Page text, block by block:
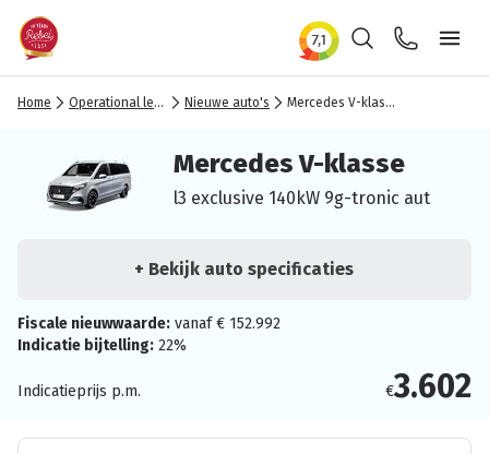
ZoekenContact
Home Operational lease Nieuwe auto's Mercedes V-klasse
Mercedes V-klasse
l3 exclusive 140kW 9g-tronic aut
+ Bekijk auto specificaties
Fiscale nieuwwaarde: vanaf € 152.992
Indicatie bijtelling: 22%
Indicatieprijs p.m. €3.602